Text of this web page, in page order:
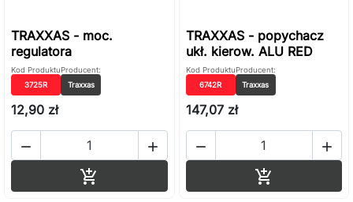
TRAXXAS - moc.
regulatora
Kod Produktu
3725R
Producent:
Traxxas
12,90 zł
 

TRAXXAS - popychacz
ukł. kierow. ALU RED
Kod Produktu
6742R
Producent:
Traxxas
147,07 zł
 
